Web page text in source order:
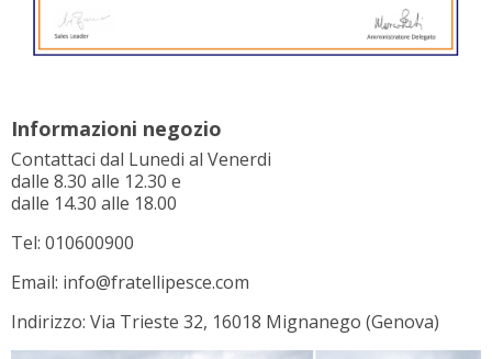
Informazioni negozio
Contattaci dal Lunedi al Venerdi
dalle 8.30 alle 12.30 e
dalle 14.30 alle 18.00
Tel: 010600900
Email: info@fratellipesce.com
Indirizzo: Via Trieste 32, 16018 Mignanego (Genova)